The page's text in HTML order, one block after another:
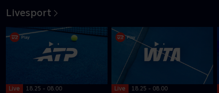
Livesport
Live 18.25 - 08.00 Live 18.25 - 08.00